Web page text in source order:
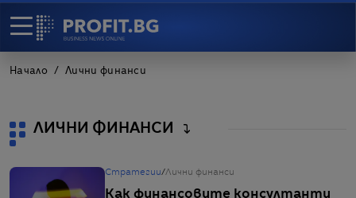
Начало Лични финанси
ЛИЧНИ ФИНАНСИ
Стратегии/Лични финанси
Как финансовите консултанти